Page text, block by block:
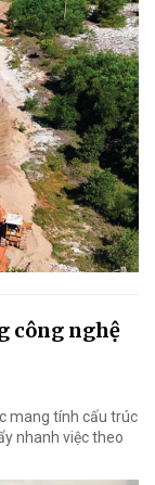
công nghệ
mang tính cấu trúc
nhanh việc theo